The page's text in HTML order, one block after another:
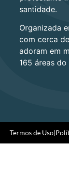
santidade.
Organizada
com cerca
adoram em
165 áreas do
Termos de Uso|